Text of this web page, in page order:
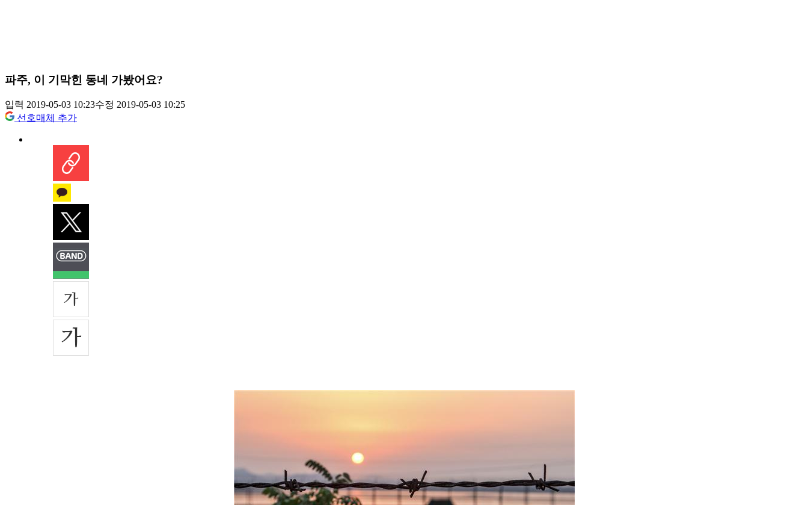
파주, 이 기막힌 동네 가봤어요?
입력 2019-05-03 10:23수정 2019-05-03 10:25
선호매체 추가